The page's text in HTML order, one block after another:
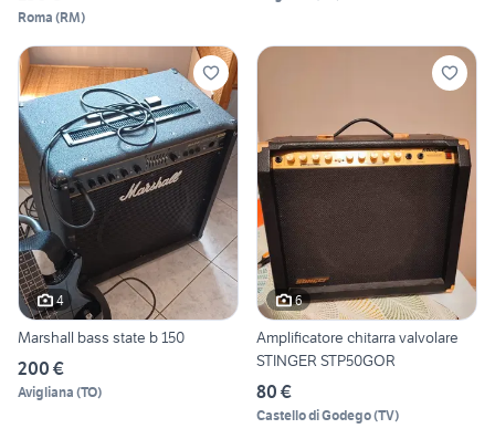
Roma (RM)
4
Marshall bass state b 150
200 €
Avigliana (TO)
6
Amplificatore chitarra valvolare
STINGER STP50GOR
80 €
Castello di Godego(TV)